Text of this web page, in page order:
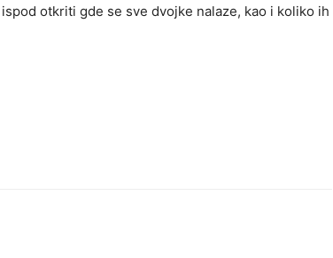
otkriti gde se sve dvojke nalaze, kao i koliko ih